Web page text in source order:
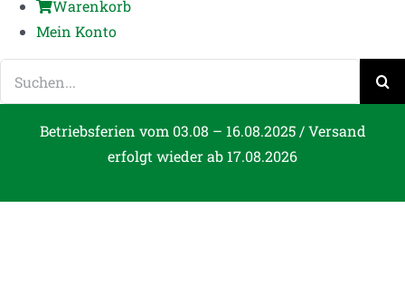
Warenkorb
Mein Konto
Betriebsferien vom 03.08 – 16.08.2025 / Versand
erfolgt wieder ab 17.08.2026